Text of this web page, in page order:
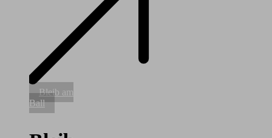
Bleib
am
Ball
Bleib am
Ball